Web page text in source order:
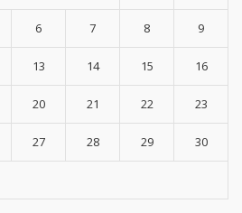
6 7 8 9
13 14 15 16
20 21 22 23
27 28 29 30